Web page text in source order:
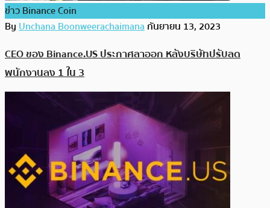
ข่าว Binance Coin
ByUnchana Boonweerachaimanaกันยายน 13, 2023
CEO ของ Binance.US ประกาศลาออก หลังบริษัทปรับลด
พนักงานลง 1 ใน 3